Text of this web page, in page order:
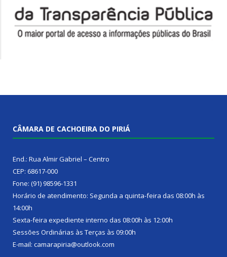
CÂMARA DE CACHOEIRA DO PIRIÁ
End.: Rua Almir Gabriel – Centro
CEP: 68617-000
Fone: (91) 98596-1331
Horário de atendimento: Segunda a quinta-feira das 08:00h às
14:00h
Sexta-feira expediente interno das 08:00h às 12:00h
Sessões Ordinárias às Terças às 09:00h
E-mail: camarapiria@outlook.com